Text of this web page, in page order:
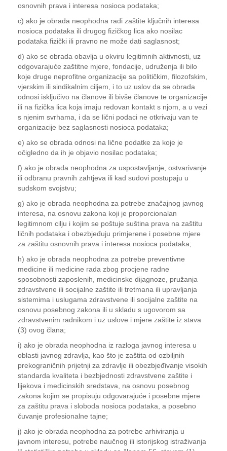
osnovnih prava i interesa nosioca podataka;
c) ako je obrada neophodna radi zaštite ključnih interesa
nosioca podataka ili drugog fizičkog lica ako nosilac
podataka fizički ili pravno ne može dati saglasnost;
d) ako se obrada obavlja u okviru legitimnih aktivnosti, uz
odgovarajuće zaštitne mjere, fondacije, udruženja ili bilo
koje druge neprofitne organizacije sa političkim, filozofskim,
vjerskim ili sindikalnim ciljem, i to uz uslov da se obrada
odnosi isključivo na članove ili bivše članove te organizacije
ili na fizička lica koja imaju redovan kontakt s njom, a u vezi
s njenim svrhama, i da se lični podaci ne otkrivaju van te
organizacije bez saglasnosti nosioca podataka;
e) ako se obrada odnosi na lične podatke za koje je
očigledno da ih je objavio nosilac podataka;
f) ako je obrada neophodna za uspostavljanje, ostvarivanje
ili odbranu pravnih zahtjeva ili kad sudovi postupaju u
sudskom svojstvu;
g) ako je obrada neophodna za potrebe značajnog javnog
interesa, na osnovu zakona koji je proporcionalan
legitimnom cilju i kojim se poštuje suština prava na zaštitu
ličnih podataka i obezbjeđuju primjerene i posebne mjere
za zaštitu osnovnih prava i interesa nosioca podataka;
h) ako je obrada neophodna za potrebe preventivne
medicine ili medicine rada zbog procjene radne
sposobnosti zaposlenih, medicinske dijagnoze, pružanja
zdravstvene ili socijalne zaštite ili tretmana ili upravljanja
sistemima i uslugama zdravstvene ili socijalne zaštite na
osnovu posebnog zakona ili u skladu s ugovorom sa
zdravstvenim radnikom i uz uslove i mjere zaštite iz stava
(3) ovog člana;
i) ako je obrada neophodna iz razloga javnog interesa u
oblasti javnog zdravlja, kao što je zaštita od ozbiljnih
prekograničnih prijetnji za zdravlje ili obezbjeđivanje visokih
standarda kvaliteta i bezbjednosti zdravstvene zaštite i
lijekova i medicinskih sredstava, na osnovu posebnog
zakona kojim se propisuju odgovarajuće i posebne mjere
za zaštitu prava i sloboda nosioca podataka, a posebno
čuvanje profesionalne tajne;
j) ako je obrada neophodna za potrebe arhiviranja u
javnom interesu, potrebe naučnog ili istorijskog istraživanja